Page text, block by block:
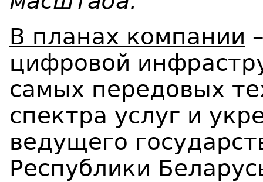
В планах компании
цифровой
самых передовых
спектра услуг и
ведущего
Республики